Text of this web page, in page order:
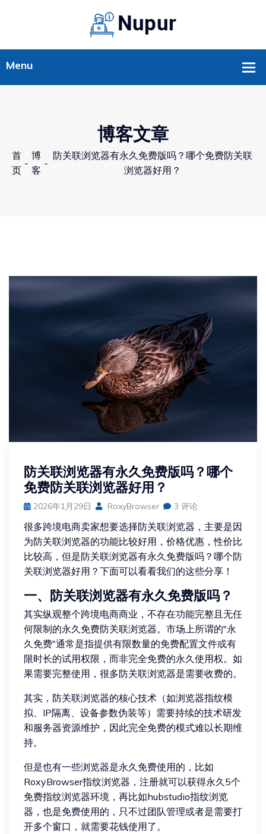
博客文章
首
页
-
博
客
-
防关联浏览器有永久免费版吗？哪个免费防关联
浏览器好用？
防关联浏览器有永久免费版吗？哪个
免费防关联浏览器好用？
2026年1月29日 RoxyBrowser 3 评论
很多跨境电商卖家想要选择防关联浏览器，主要是因
为防关联浏览器的功能比较好用，价格优惠，性价比
比较高，但是防关联浏览器有永久免费版吗？哪个防
关联浏览器好用？下面可以看看我们的这些分享！
一、防关联浏览器有永久免费版吗？
其实纵观整个跨境电商商业，不存在功能完整且无任
何限制的永久免费防关联浏览器。市场上所谓的"永
久免费"通常是指提供有限数量的免费配置文件或有
限时长的试用权限，而非完全免费的永久使用权。如
果需要完整使用，很多防关联浏览器是需要收费的。
其实，防关联浏览器的核心技术（如浏览器指纹模
拟、IP隔离、设备参数伪装等）需要持续的技术研发
和服务器资源维护，因此完全免费的模式难以长期维
持。
但是也有一些浏览器是永久免费使用的，比如
RoxyBrowser指纹浏览器，注册就可以获得永久5个
免费指纹浏览器环境，再比如hubstudio指纹浏览
器，也是免费使用的，只不过团队管理或者是需要打
开多个窗口，就需要花钱使用了。